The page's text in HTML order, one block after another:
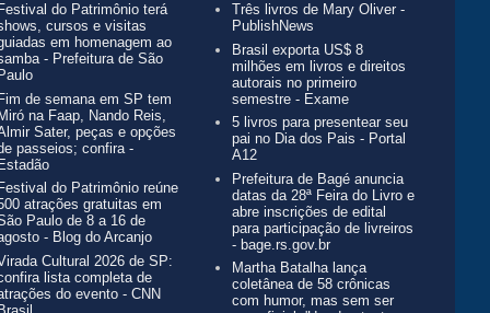
do Patrimônio terá
cursos e visitas
em homenagem ao
- Prefeitura de São
de semana em SP tem
na Faap, Nando Reis,
Sater, peças e opções
passeios; confira -
do Patrimônio reúne
atrações gratuitas em
Paulo de 8 a 16 de
- Blog do Arcanjo
Cultural 2026 de SP:
lista completa de
do evento - CNN
Três livros de Mary Oliver -
PublishNews
Brasil exporta US$ 8
milhões em livros e direitos
autorais no primeiro
semestre - Exame
5 livros para presentear seu
pai no Dia dos Pais - Portal
A12
Prefeitura de Bagé anuncia
datas da 28ª Feira do Livro e
abre inscrições de edital
para participação de livreiros
- bage.rs.gov.br
Martha Batalha lança
coletânea de 58 crônicas
com humor, mas sem ser